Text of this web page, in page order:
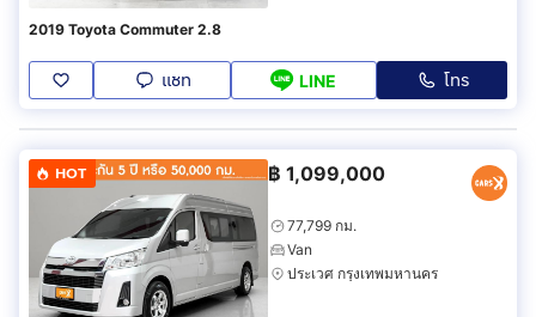
2019 Toyota Commuter 2.8
แชท LINE โทร
HOT ฿ 1,099,000
77,799 กม.
Van
ประเวศ กรุงเทพมหานคร